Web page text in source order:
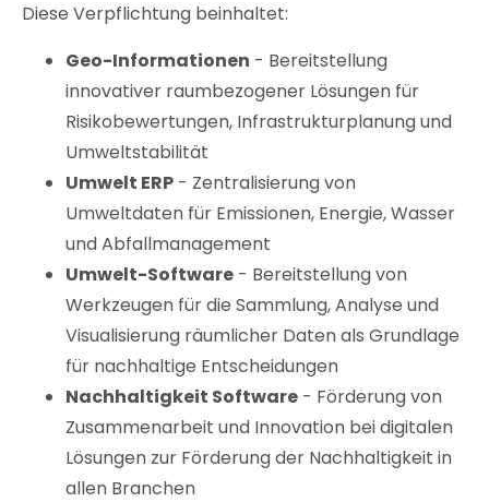
Diese Verpflichtung beinhaltet:
Geo-Informationen - Bereitstellung
innovativer raumbezogener Lösungen für
Risikobewertungen, Infrastrukturplanung und
Umweltstabilität
Umwelt ERP - Zentralisierung von
Umweltdaten für Emissionen, Energie, Wasser
und Abfallmanagement
Umwelt-Software - Bereitstellung von
Werkzeugen für die Sammlung, Analyse und
Visualisierung räumlicher Daten als Grundlage
für nachhaltige Entscheidungen
Nachhaltigkeit Software - Förderung von
Zusammenarbeit und Innovation bei digitalen
Lösungen zur Förderung der Nachhaltigkeit in
allen Branchen